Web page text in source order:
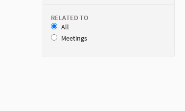
RELATED TO
All
Meetings